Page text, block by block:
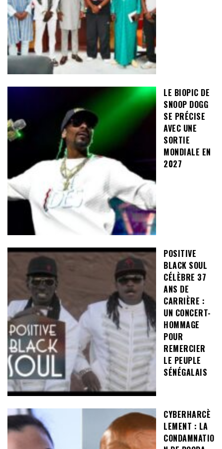
LE BIOPIC DE
SNOOP DOGG
SE PRÉCISE
AVEC UNE
SORTIE
MONDIALE EN
2027
POSITIVE
BLACK SOUL
CÉLÈBRE 37
ANS DE
CARRIÈRE :
UN CONCERT-
HOMMAGE
POUR
REMERCIER
LE PEUPLE
SÉNÉGALAIS
CYBERHARCÈ
LEMENT : LA
CONDAMNATIO